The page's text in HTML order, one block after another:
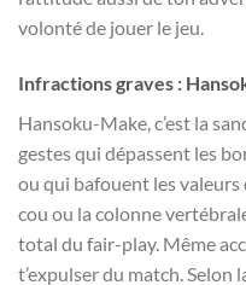
volonté de jouer le jeu.
Infractions graves :
Hansoku-Make, c’est la
gestes qui dépassent les
ou qui bafouent les valeurs
cou ou la colonne
total du fair-play. Même
t’expulser du match. Selon